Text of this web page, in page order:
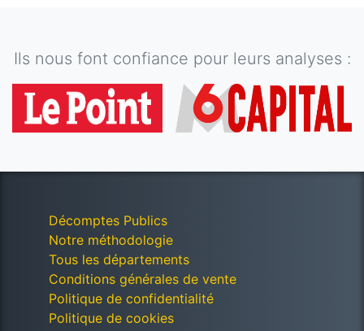
Ils nous font confiance pour leurs analyses :
Décomptes Publics
Notre méthodologie
Tous les départements
Conditions générales de vente
Politique de confidentialité
Politique de cookies